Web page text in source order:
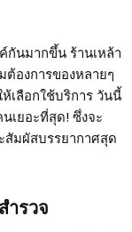
นมากขึ้น ร้านเหล้า
องการของหลายๆ
เลือกใช้บริการ วันนี้
เยอะที่สุด! ซึ่งจะ
มผัสบรรยากาศสุด
ำรวจ